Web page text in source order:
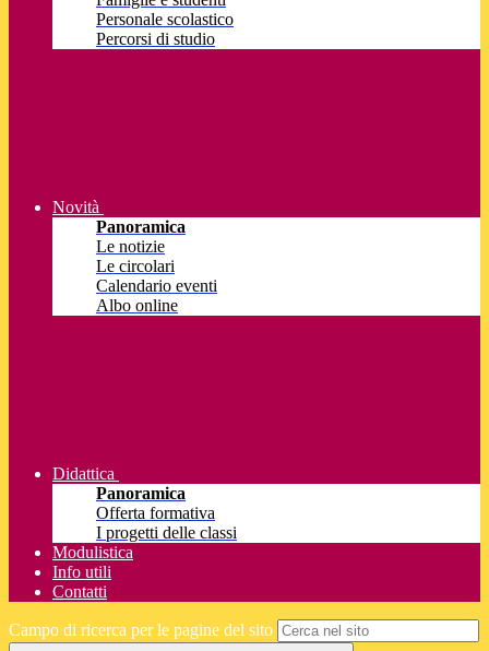
Personale scolastico
Percorsi di studio
Novità
Panoramica
Le notizie
Le circolari
Calendario eventi
Albo online
Didattica
Panoramica
Offerta formativa
I progetti delle classi
Modulistica
Info utili
Contatti
Campo di ricerca per le pagine del sito